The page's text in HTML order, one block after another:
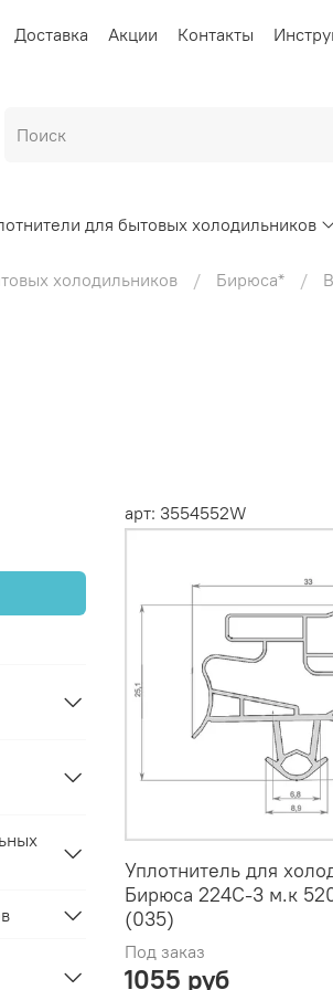
Доставка Акции Контакты
для бытовых холодильников
холодильников Бирюса*
арт: 3554552W
Уплотнитель для
Бирюса 224С-3 м.к
(035)
Под заказ
1055 руб